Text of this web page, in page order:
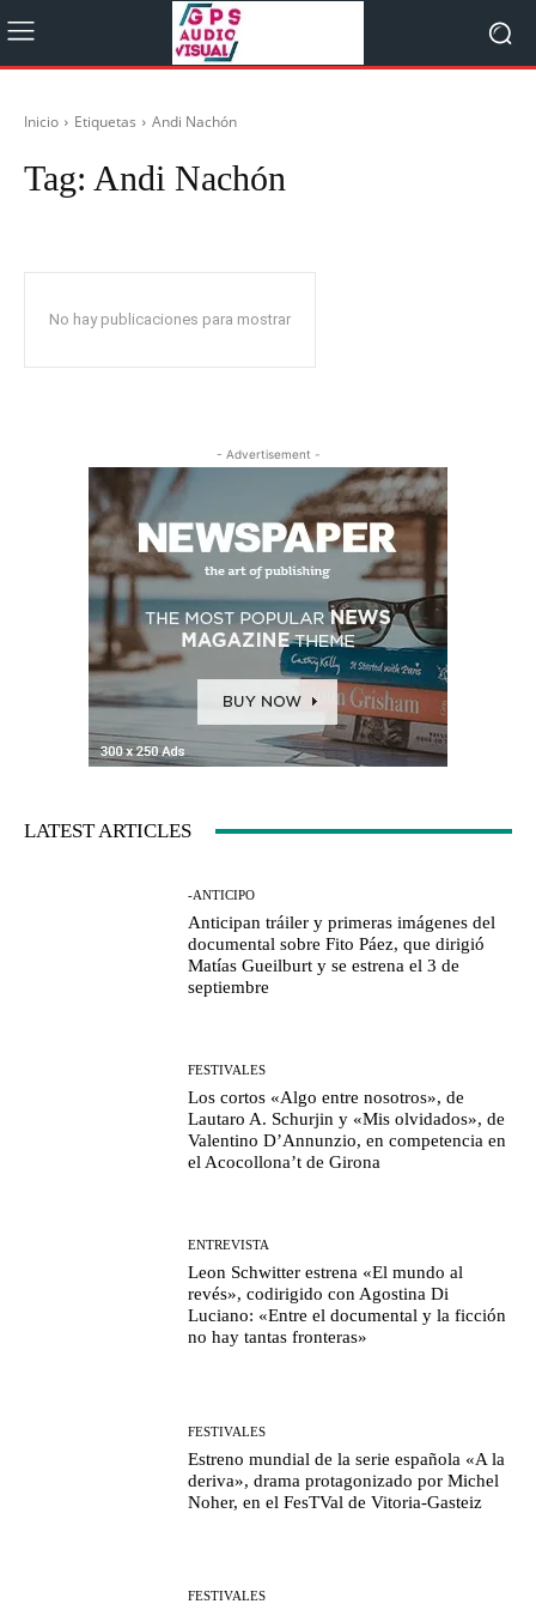
Inicio Etiquetas Andi Nachón
Tag: Andi Nachón
No hay publicaciones para mostrar
- Advertisement -
LATEST ARTICLES
-ANTICIPO
Anticipan tráiler y primeras imágenes del
documental sobre Fito Páez, que dirigió
Matías Gueilburt y se estrena el 3 de
septiembre
FESTIVALES
Los cortos «Algo entre nosotros», de
Lautaro A. Schurjin y «Mis olvidados», de
Valentino D’Annunzio, en competencia en
el Acocollona’t de Girona
ENTREVISTA
Leon Schwitter estrena «El mundo al
revés», codirigido con Agostina Di
Luciano: «Entre el documental y la ficción
no hay tantas fronteras»
FESTIVALES
Estreno mundial de la serie española «A la
deriva», drama protagonizado por Michel
Noher, en el FesTVal de Vitoria-Gasteiz
FESTIVALES